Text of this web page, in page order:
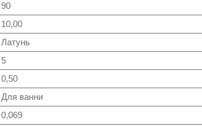
90
10,00
Латунь
5
0,50
Для ванни
0,069